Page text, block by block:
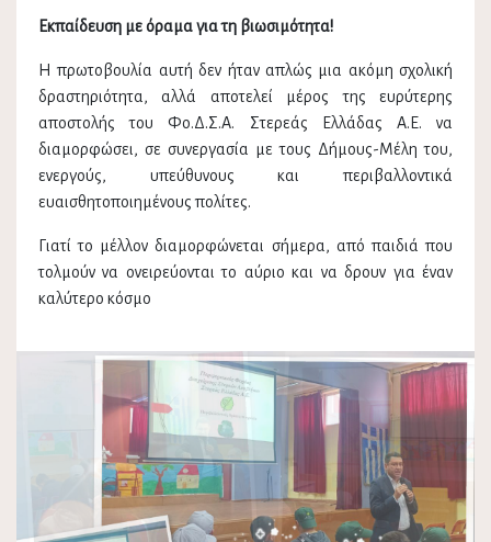
Εκπαίδευση με όραμα για τη βιωσιμότητα!
Η πρωτοβουλία αυτή δεν ήταν απλώς μια ακόμη σχολική
δραστηριότητα, αλλά αποτελεί μέρος της ευρύτερης
αποστολής του Φο.Δ.Σ.Α. Στερεάς Ελλάδας Α.Ε. να
διαμορφώσει, σε συνεργασία με τους Δήμους-Μέλη του,
ενεργούς, υπεύθυνους και περιβαλλοντικά
ευαισθητοποιημένους πολίτες.
Γιατί το μέλλον διαμορφώνεται σήμερα, από παιδιά που
τολμούν να ονειρεύονται το αύριο και να δρουν για έναν
καλύτερο κόσμο